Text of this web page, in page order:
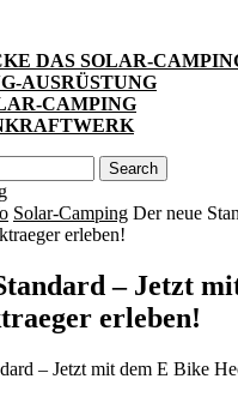
DAS SOLAR-
AUSRÜSTUNG
CAMPING
Solar-Camping Der neue
erleben!
– Jetzt
erleben!